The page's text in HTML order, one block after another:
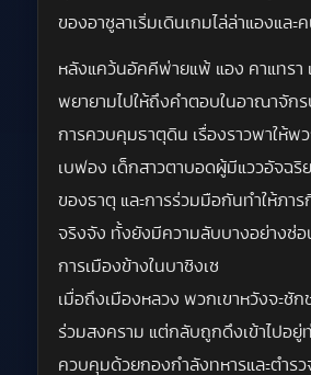
ของอาซูลาเริ่มเดินเกมไล่ล่าแองและ
หลังแคว้นอัคคีพ่ายแพ้ แอง คาแทรา
พยายามไปให้ถึงคำตอบในอาณาจัก
การควบคุมธาตุดิน เรื่องราวพาให้
เบฟอง เด็กสาวตาบอดผู้มีแววอัจฉริย
ของธาตุ และการร่วมมือกันทำให้ภาร
จริงจัง ทั้งยังมีความลับบางอย่างซ่อ
การเมืองข้างในบาซิงเซ
เมื่อถึงเมืองหลวง พวกเขาหวังจะชัก
ร่วมสงคราม แต่กลับถูกดึงเข้าไปอยู่
ควบคุมด้วยกองกำลังทหารและตำร